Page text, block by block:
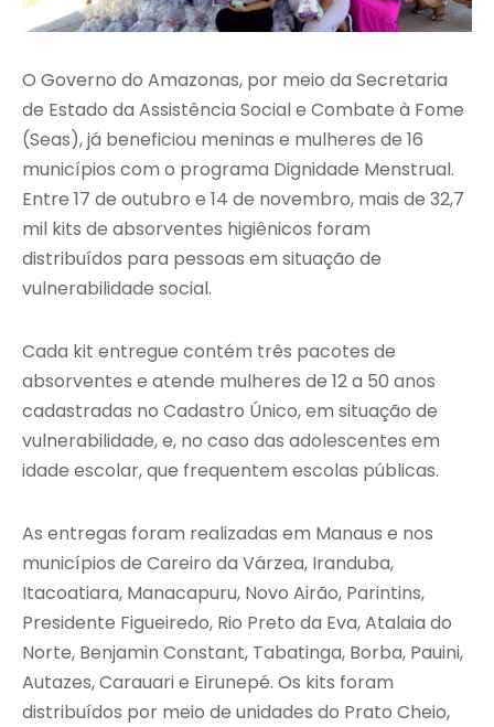
O Governo do Amazonas, por meio da Secretaria
de Estado da Assistência Social e Combate à Fome
(Seas), já beneficiou meninas e mulheres de 16
municípios com o programa Dignidade Menstrual.
Entre 17 de outubro e 14 de novembro, mais de 32,7
mil kits de absorventes higiênicos foram
distribuídos para pessoas em situação de
vulnerabilidade social.
Cada kit entregue contém três pacotes de
absorventes e atende mulheres de 12 a 50 anos
cadastradas no Cadastro Único, em situação de
vulnerabilidade, e, no caso das adolescentes em
idade escolar, que frequentem escolas públicas.
As entregas foram realizadas em Manaus e nos
municípios de Careiro da Várzea, Iranduba,
Itacoatiara, Manacapuru, Novo Airão, Parintins,
Presidente Figueiredo, Rio Preto da Eva, Atalaia do
Norte, Benjamin Constant, Tabatinga, Borba, Pauini,
Autazes, Carauari e Eirunepé. Os kits foram
distribuídos por meio de unidades do Prato Cheio,